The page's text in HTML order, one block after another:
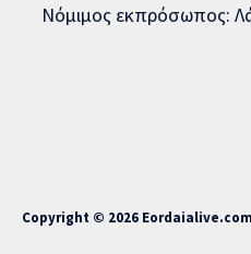
Νόμιμος εκπρόσωπος:
Copyright © 2026